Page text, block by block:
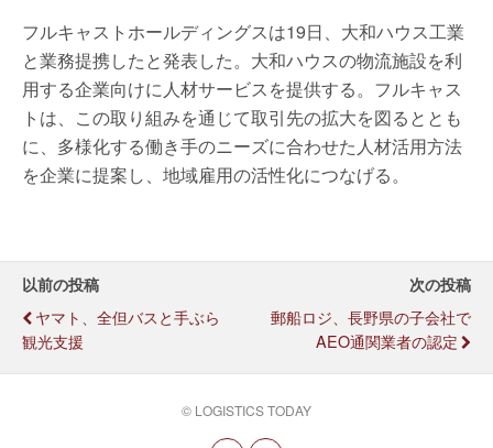
フルキャストホールディングスは19日、大和ハウス工業
と業務提携したと発表した。大和ハウスの物流施設を利
用する企業向けに人材サービスを提供する。フルキャス
トは、この取り組みを通じて取引先の拡大を図るととも
に、多様化する働き手のニーズに合わせた人材活用方法
を企業に提案し、地域雇用の活性化につなげる。
以前の投稿
ヤマト、全但バスと手ぶら
観光支援
次の投稿
郵船ロジ、長野県の子会社で
AEO通関業者の認定
© LOGISTICS TODAY